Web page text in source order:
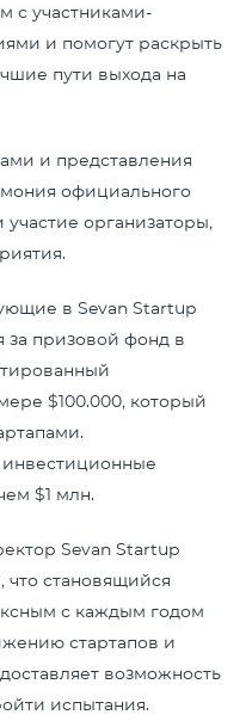
с участниками-
и помогут раскрыть
пути выхода на
и представления
официального
организаторы,
в Sevan Startup
за призовой фонд в
$100.000, который
$1 млн.
Sevan Startup
что становящийся
с каждым годом
стартапов и
возможность
испытания.